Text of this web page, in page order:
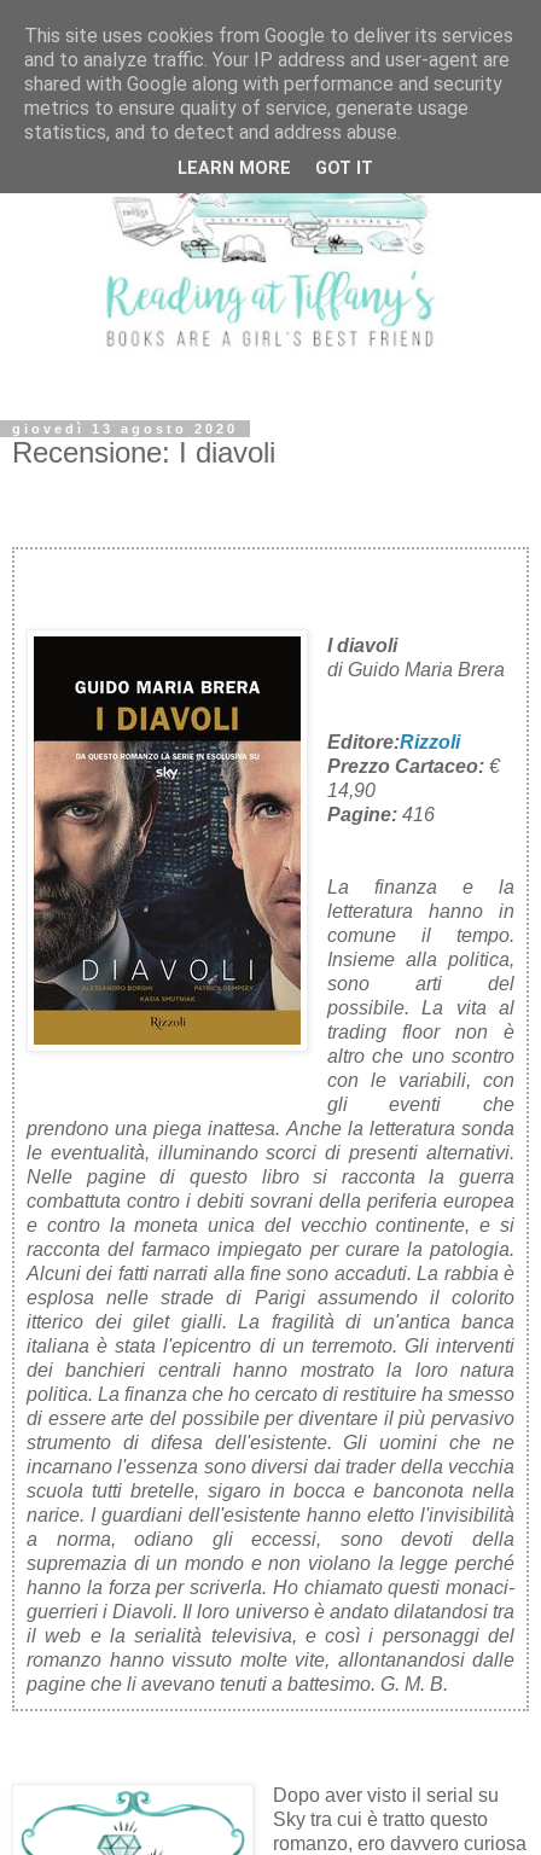
giovedì 13 agosto 2020
Recensione: I diavoli
I diavoli
di Guido Maria Brera
Editore:Rizzoli
Prezzo Cartaceo: €
14,90
Pagine: 416
La finanza e la
letteratura hanno in
comune il tempo.
Insieme alla politica,
sono arti del
possibile. La vita al
trading floor non è
altro che uno scontro
con le variabili, con
gli eventi che
prendono una piega inattesa. Anche la letteratura sonda
le eventualità, illuminando scorci di presenti alternativi.
Nelle pagine di questo libro si racconta la guerra
combattuta contro i debiti sovrani della periferia europea
e contro la moneta unica del vecchio continente, e si
racconta del farmaco impiegato per curare la patologia.
Alcuni dei fatti narrati alla fine sono accaduti. La rabbia è
esplosa nelle strade di Parigi assumendo il colorito
itterico dei gilet gialli. La fragilità di un'antica banca
italiana è stata l'epicentro di un terremoto. Gli interventi
dei banchieri centrali hanno mostrato la loro natura
politica. La finanza che ho cercato di restituire ha smesso
di essere arte del possibile per diventare il più pervasivo
strumento di difesa dell'esistente. Gli uomini che ne
incarnano l'essenza sono diversi dai trader della vecchia
scuola tutti bretelle, sigaro in bocca e banconota nella
narice. I guardiani dell'esistente hanno eletto l'invisibilità
a norma, odiano gli eccessi, sono devoti della
supremazia di un mondo e non violano la legge perché
hanno la forza per scriverla. Ho chiamato questi monaci-
guerrieri i Diavoli. Il loro universo è andato dilatandosi tra
il web e la serialità televisiva, e così i personaggi del
romanzo hanno vissuto molte vite, allontanandosi dalle
pagine che li avevano tenuti a battesimo. G. M. B.
Dopo aver visto il serial su
Sky tra cui è tratto questo
romanzo, ero davvero curiosa
This site uses cookies from Google to deliver its services
and to analyze traffic. Your IP address and user-agent are
shared with Google along with performance and security
metrics to ensure quality of service, generate usage
statistics, and to detect and address abuse.
LEARN MORE GOT IT